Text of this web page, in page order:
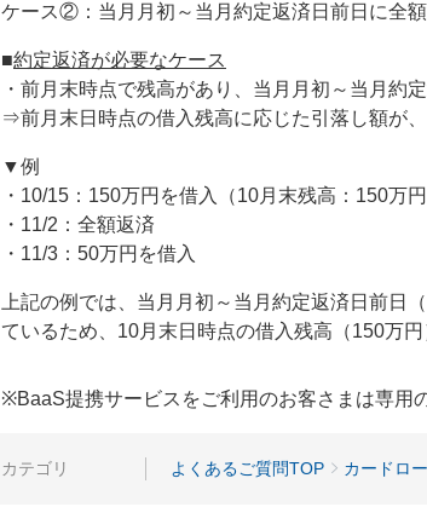
ケース②：当月月初～当月約定返済日前日に全
■約定返済が必要なケース
・前月末時点で残高があり、当月月初～当月約
⇒前月末日時点の借入残高に応じた引落し額が
▼例
・10/15：150万円を借入（10月末残高：150万円
・11/2：全額返済
・11/3：50万円を借入
上記の例では、当月月初～当月約定返済日前日
ているため、10月末日時点の借入残高（150万
※BaaS提携サービスをご利用のお客さまは専用
カテゴリ よくあるご質問TOP カードロ